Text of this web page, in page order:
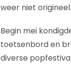
weer niet origineel.
Begin mei
toetsenbord en
diverse